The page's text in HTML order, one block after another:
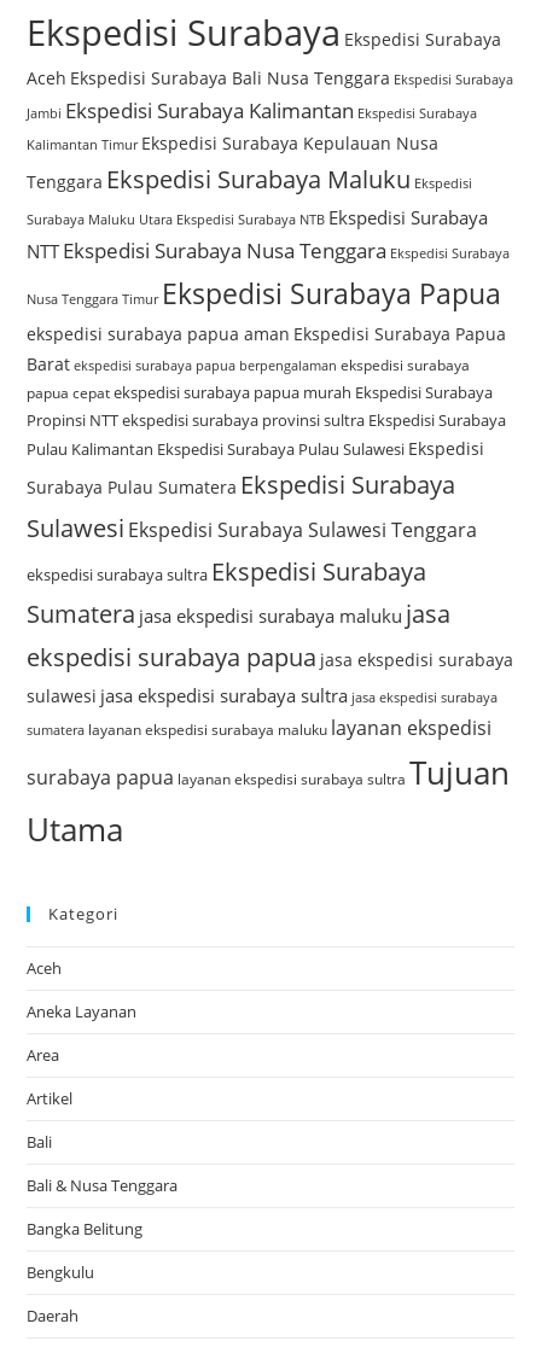
Ekspedisi Surabaya Ekspedisi Surabaya
Aceh Ekspedisi Surabaya Bali Nusa Tenggara Ekspedisi Surabaya
Jambi Ekspedisi Surabaya Kalimantan Ekspedisi Surabaya
Kalimantan Timur Ekspedisi Surabaya Kepulauan Nusa
Tenggara Ekspedisi Surabaya Maluku Ekspedisi
Surabaya Maluku Utara Ekspedisi Surabaya NTB Ekspedisi Surabaya
NTTEkspedisi Surabaya Nusa Tenggara Ekspedisi Surabaya
Nusa Tenggara Timur Ekspedisi Surabaya Papua
ekspedisi surabaya papua aman Ekspedisi Surabaya Papua
Barat ekspedisi surabaya papua berpengalaman ekspedisi surabaya
papua cepat ekspedisi surabaya papua murah Ekspedisi Surabaya
Propinsi NTTekspedisi surabaya provinsi sultra Ekspedisi Surabaya
Pulau Kalimantan Ekspedisi Surabaya Pulau Sulawesi Ekspedisi
Surabaya Pulau Sumatera Ekspedisi Surabaya
Sulawesi Ekspedisi Surabaya Sulawesi Tenggara
ekspedisi surabaya sultra Ekspedisi Surabaya
Sumatera jasa ekspedisi surabaya maluku jasa
ekspedisi surabaya papua jasa ekspedisi surabaya
sulawesi jasa ekspedisi surabaya sultra jasa ekspedisi surabaya
sumatera layanan ekspedisi surabaya maluku layanan ekspedisi
surabaya papua layanan ekspedisi surabaya sultra Tujuan
Utama
Kategori
Aceh
Aneka Layanan
Area
Artikel
Bali
Bali & Nusa Tenggara
Bangka Belitung
Bengkulu
Daerah